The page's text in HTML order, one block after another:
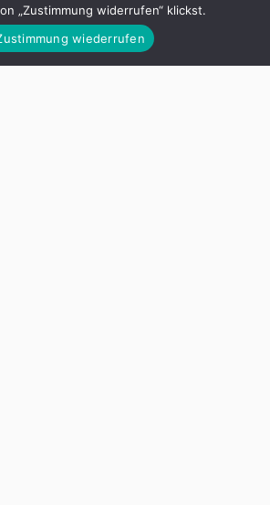
„Zustimmung widerrufen“ klickst.
wiederrufen